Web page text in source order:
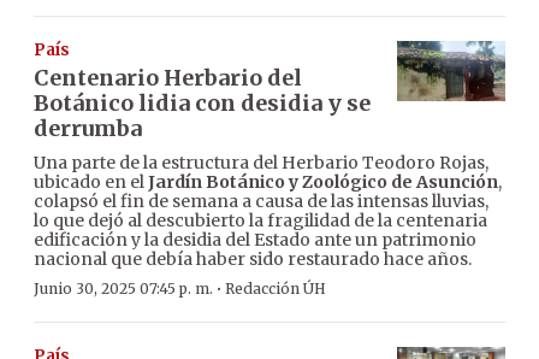
País
Centenario Herbario del
Botánico lidia con desidia y se
derrumba
Una parte de la estructura del Herbario Teodoro Rojas,
ubicado en elJardín Botánico y Zoológico de Asunción,
colapsó el fin de semana a causa de las intensas lluvias,
lo que dejó al descubierto la fragilidad de la centenaria
edificación y la desidia del Estado ante un patrimonio
nacional que debía haber sido restaurado hace años.
Junio 30, 2025 07:45 p. m. · Redacción ÚH